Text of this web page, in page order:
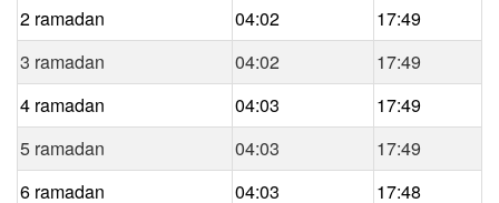
2 ramadan
04:02
17:49
3 ramadan
04:02
17:49
4 ramadan
04:03
17:49
5 ramadan
04:03
17:49
6 ramadan
04:03
17:48